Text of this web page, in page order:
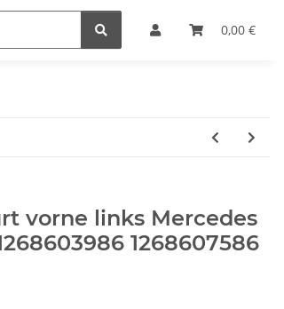
0,00 €
vorne links Mercedes
1268607586